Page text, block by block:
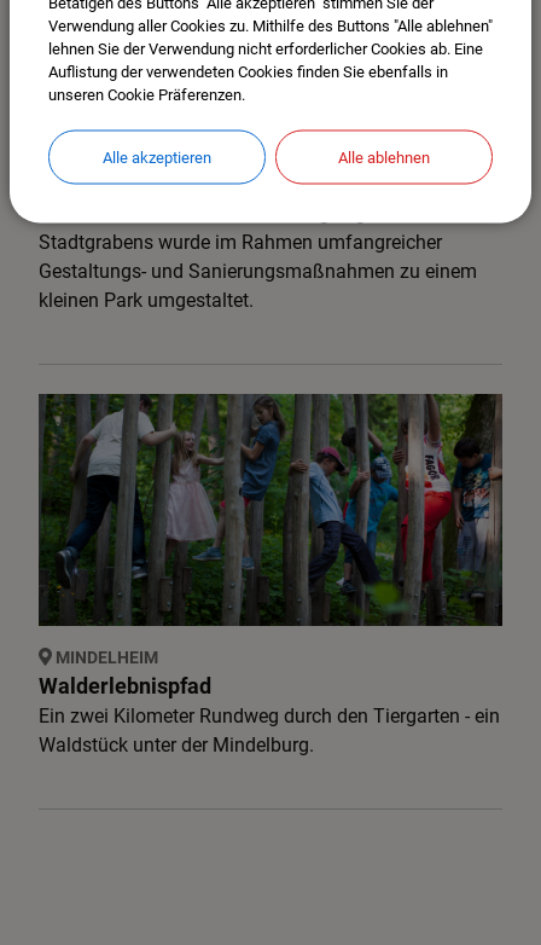
MINDELHEIM
Skulpturenpark
Der vorgelagerte Stadtgraben wurde bei der Sanierung
des Europabrunnens zu einem kleinen Park
umfunktioniert und beheimatet heute Obstbäume und
Betonguss-Figuren der Künstlerin Astrid Rudolph-
Stadtgrabens wurde im Rahmen umfangreicher
Gestaltungs- und Sanierungsmaßnahmen zu einem
kleinen Park umgestaltet.
MINDELHEIM
Walderlebnispfad
Ein zwei Kilometer Rundweg durch den Tiergarten - ein
Waldstück unter der Mindelburg.
Verwendung aller Cookies zu. Mithilfe des Buttons "Alle ablehnen"
lehnen Sie der Verwendung nicht erforderlicher Cookies ab. Eine
Auflistung der verwendeten Cookies finden Sie ebenfalls in
unseren Cookie Präferenzen.
Alle akzeptieren Alle ablehnen